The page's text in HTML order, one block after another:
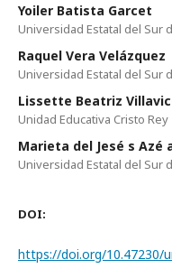
Yoiler Batista Garcet
Universidad Estatal del Sur
Raquel Vera Velázquez
Universidad Estatal del Sur
Lissette Beatriz
Unidad Educativa Cristo Rey
Marieta del Jesé s Azé
Universidad Estatal del Sur
DOI:
https://doi.org/10.47230/